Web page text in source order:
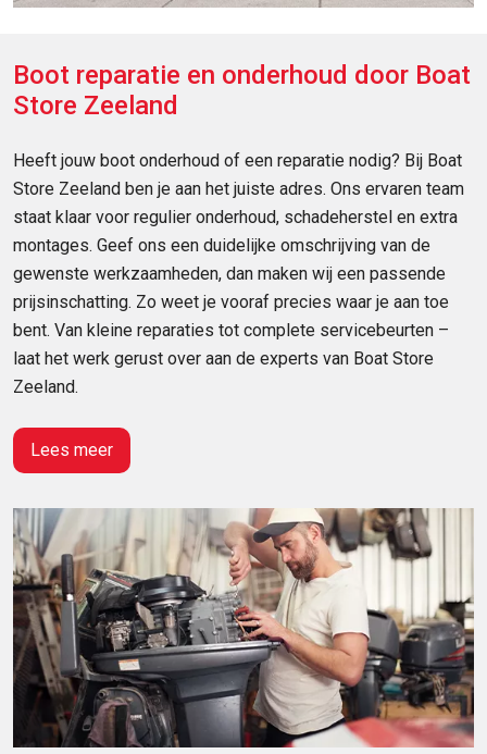
Boot reparatie en onderhoud door Boat
Store Zeeland
Heeft jouw boot onderhoud of een reparatie nodig? Bij Boat
Store Zeeland ben je aan het juiste adres. Ons ervaren team
staat klaar voor regulier onderhoud, schadeherstel en extra
montages. Geef ons een duidelijke omschrijving van de
gewenste werkzaamheden, dan maken wij een passende
prijsinschatting. Zo weet je vooraf precies waar je aan toe
bent. Van kleine reparaties tot complete servicebeurten –
laat het werk gerust over aan de experts van Boat Store
Zeeland.
Lees meer